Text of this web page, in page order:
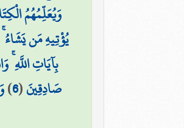
وَيُعَلِّمُهُمُ
يُؤْتِيهِ مَن
بِآيَاتِ اللَّهِ
صَادِقِينَ(
6
)